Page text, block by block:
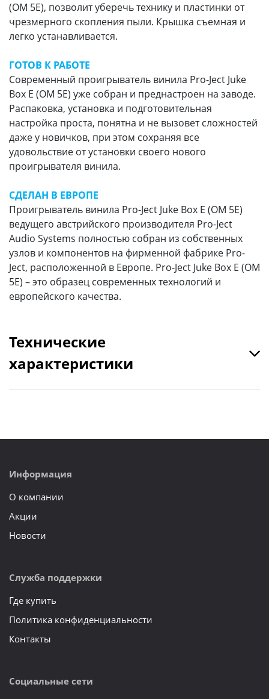
(OM 5E), позволит уберечь технику и пластинки от
чрезмерного скопления пыли. Крышка съемная и
легко устанавливается.
ГОТОВ К РАБОТЕ
Современный проигрыватель винила Pro-Ject Juke
Box E (OM 5E) уже собран и преднастроен на заводе.
Распаковка, установка и подготовительная
настройка проста, понятна и не вызовет сложностей
даже у новичков, при этом сохраняя все
удовольствие от установки своего нового
проигрывателя винила.
СДЕЛАН В ЕВРОПЕ
Проигрыватель винила Pro-Ject Juke Box E (OM 5E)
ведущего австрийского производителя Pro-Ject
Audio Systems полностью собран из собственных
узлов и компонентов на фирменной фабрике Pro-
Ject, расположенной в Европе. Pro-Ject Juke Box E (OM
5E) – это образец современных технологий и
европейского качества.
Технические
характеристики
Информация
О компании
Акции
Новости
Служба поддержки
Где купить
Политика конфиденциальности
Контакты
Социальные сети